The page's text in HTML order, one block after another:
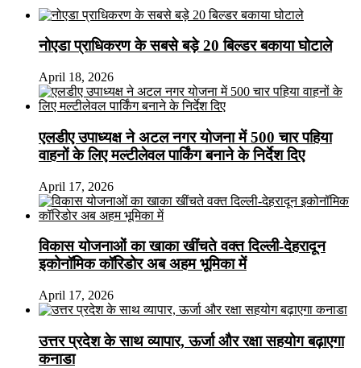
नोएडा प्राधिकरण के सबसे बड़े 20 बिल्डर बकाया घोटाले
April 18, 2026
एलडीए उपाध्यक्ष ने अटल नगर योजना में 500 चार पहिया
वाहनों के लिए मल्टीलेवल पार्किंग बनाने के निर्देश दिए
April 17, 2026
विकास योजनाओं का खाका खींचते वक्त दिल्ली-देहरादून
इकोनॉमिक कॉरिडोर अब अहम भूमिका में
April 17, 2026
उत्तर प्रदेश के साथ व्यापार, ऊर्जा और रक्षा सहयोग बढ़ाएगा
कनाडा